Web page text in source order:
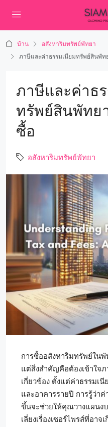
บ้าน
อสังหาริมทรัพย์พัทยา
ภาษีและค่าธรรมเนียมทรัพย์สินพัท
ภาษีและค่าธ
ทรัพย์สินพัทย
ซื้อ
อสังหาริมทรัพย์พัทยา
การซื้ออสังหาริมทรัพย์ใน
แต่สิ่งสำคัญคือต้องเข้าใจ
เกี่ยวข้อง ตั้งแต่ค่าธรรมเ
และอาคารรายปี การรู้ว่า
ขึ้นจะช่วยให้คุณวางแผน
เลี่ยงเรื่องเซอร์ไพรส์ที่อา